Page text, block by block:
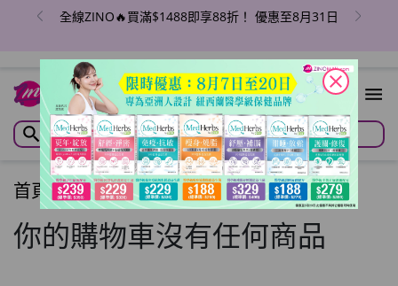
全線ZINO🔥買滿$1488即享88折！ 優惠至8月31日
首頁/購物車
你的購物車沒有任何商品
close